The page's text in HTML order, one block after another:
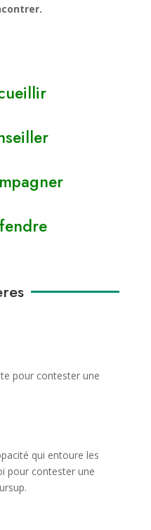
pour contester une
qui entoure les
pour contester une